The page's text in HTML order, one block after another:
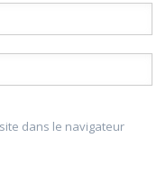
dans le navigateur